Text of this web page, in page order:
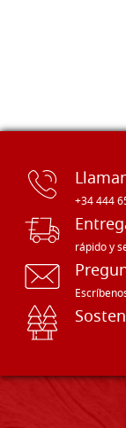
+34 444
rápido y